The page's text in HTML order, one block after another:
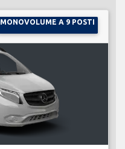
MONOVOLUME A 9 POSTI